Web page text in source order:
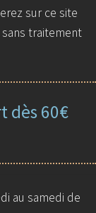
sur ce site
traitement
dès 60€
au samedi de